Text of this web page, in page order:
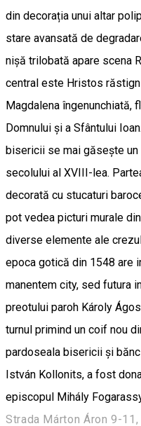
din decorația unui altar
stare avansată de
nișă trilobată apare scena
central este Hristos
Magdalena îngenunchiată,
Domnului și a Sfântului
bisericii se mai găsește un
secolului al XVIII-lea.
decorată cu stucaturi
pot vedea picturi murale
diverse elemente ale
epoca gotică din 1548 are
manentem city, sed futura
preotului paroh Károly
turnul primind un coif nou
pardoseala bisericii și
István Kollonits, a fost
episcopul Mihály
Strada Márton Áron 9-